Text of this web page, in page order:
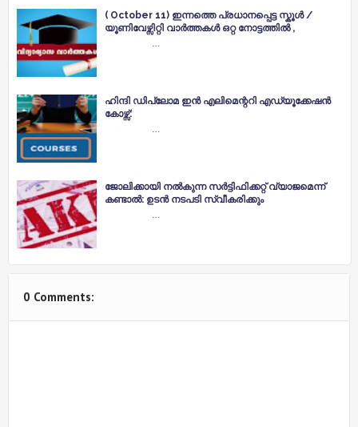
( October 11) ഇന്നത്തെ പ്രധാനപ്പെട്ട സ്കൂൾ /
യൂണിവേഴ്സിറ്റി വാർത്തകൾ ഒറ്റ നോട്ടത്തിൽ ,
…
ഹിന്ദി ഡിപ്ലോമ ഇൻ എലിമെന്ററി എഡ്യൂക്കേഷൻ
കോഴ്സ്:
…
ജോലിക്കായി നൽകുന്ന സർട്ടിഫിക്കറ്റ് വ്യാജമെന്ന്
കണ്ടാൽ: ഉടൻ നടപടി സ്വീകരിക്കും
…
0 Comments: